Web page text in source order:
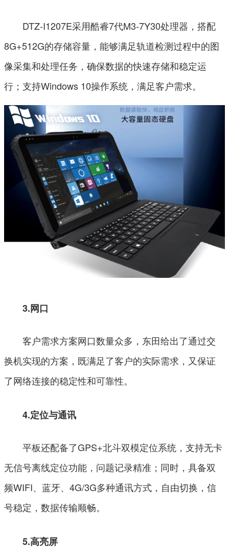
DTZ-I1207E采用酷睿7代M3-7Y30处理器，搭配
8G+512G的存储容量，能够满足轨道检测过程中的图
像采集和处理任务，确保数据的快速存储和稳定运
行；支持Windows 10操作系统，满足客户需求。
3.网口
客户需求方案网口数量众多，东田给出了通过交
换机实现的方案，既满足了客户的实际需求，又保证
了网络连接的稳定性和可靠性。
4.定位与通讯
平板还配备了GPS+北斗双模定位系统，支持无卡
无信号离线定位功能，问题记录精准；同时，具备双
频WIFI、蓝牙、4G/3G多种通讯方式，自由切换，信
号稳定，数据传输顺畅。
5.高亮屏